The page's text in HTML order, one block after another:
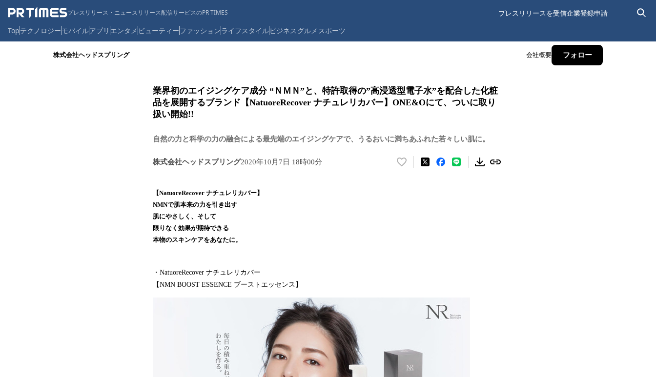
プレスリリース・ニュースリリース配信サービスのPR TIMES プレスリリースを受信企業登録申請
Topテクノロジーモバイルアプリ エンタメ ビューティーファッションライフスタイルビジネス グルメ スポーツ
株式会社ヘッドスプリング 会社概要 フォロー
業界初のエイジングケア成分 “ＮＭＮ”と、特許取得の”高浸透型電子水”を配合した化粧
品を展開するブランド【NatuoreRecover ナチュレリカバー】ONE&Oにて、ついに取り
扱い開始!!
自然の力と科学の力の融合による最先端のエイジングケアで、うるおいに満ちあふれた若々しい肌に。
株式会社ヘッドスプリング2020年10月7日 18時00分
い
【NatuoreRecover ナチュレリカバー】
NMNで肌本来の力を引き出す
肌にやさしく、そして
限りなく効果が期待できる
本物のスキンケアをあなたに。
・NatuoreRecover ナチュレリカバー
【NMN BOOST ESSENCE ブーストエッセンス】